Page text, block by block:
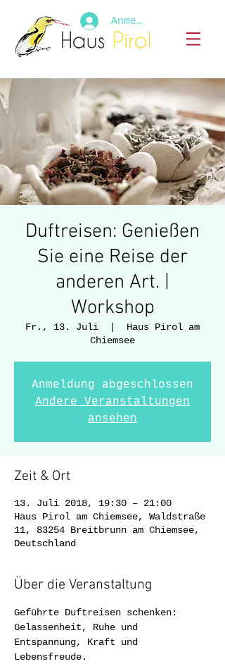
Anmelden
Duftreisen: Genießen
Sie eine Reise der
anderen Art. |
Workshop
Fr., 13. Juli
Haus Pirol am
Chiemsee
Anmeldung abgeschlossen
Andere Veranstaltungen
ansehen
Zeit & Ort
13. Juli 2018, 19:30 – 21:00
Haus Pirol am Chiemsee, Waldstraße
11, 83254 Breitbrunn am Chiemsee,
Deutschland
Über die Veranstaltung
Geführte Duftreisen schenken:
Gelassenheit, Ruhe und
Entspannung, Kraft und
Lebensfreude.